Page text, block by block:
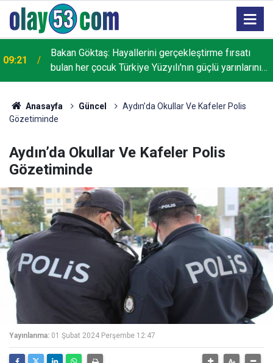
09:21
Bakan Göktaş: Hayallerini gerçekleştirme fırsatı
bulan her çocuk Türkiye Yüzyılı'nın güçlü yarınlarını
inşa edecek
Anasayfa Güncel
Aydın’da Okullar Ve Kafeler Polis
Gözetiminde
Aydın’da Okullar Ve Kafeler Polis
Gözetiminde
Yayınlanma: 01 Şubat 2024 Perşembe 12:47